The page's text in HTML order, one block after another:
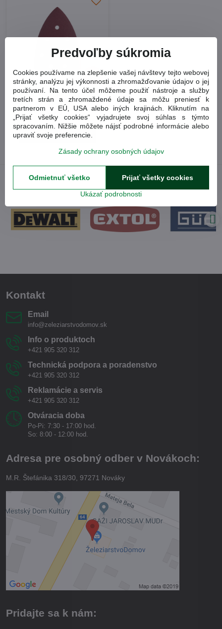
15%
Papier brúsny deltový na
suchý zips P120
2,17 €
Do košíka
Kontakt
Email
info@zeleziarstvodomov.sk
Info o produktoch
+421 905 320 312
Technická podpora a poradenstvo
+421 905 320 312
Reklamácie a servis
+421 905 320 312
Otváracia doba
Po-Pi: 7:30 - 17:00 hod.
So: 8:00 - 12:00 hod.
Adresa pre osobný odber v Novákoch:
M.R. Štefánika 318/30, 97271 Nováky
Pridajte sa k nám:
Predvoľby súkromia
Cookies používame na zlepšenie vašej návštevy tejto webovej
stránky, analýzu jej výkonnosti a zhromažďovanie údajov o jej
používaní. Na tento účel môžeme použiť nástroje a služby
tretích strán a zhromaždené údaje sa môžu preniesť k
partnerom v EÚ, USA alebo iných krajinách. Kliknutím na
„Prijať všetky cookies“ vyjadrujete svoj súhlas s týmto
spracovaním. Nižšie môžete nájsť podrobné informácie alebo
upraviť svoje preferencie.
Zásady ochrany osobných údajov
Ukázať podrobnosti
Prijať všetky cookies
Odmietnuť všetko